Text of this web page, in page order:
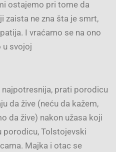
ostajemo pri tome da
zaista ne zna šta je smrt,
I vraćamo se na ono
u svojoj
prati porodicu
da žive (neću da kažem,
da žive) nakon užasa koji
porodicu, Tolstojevski
Majka i otac se